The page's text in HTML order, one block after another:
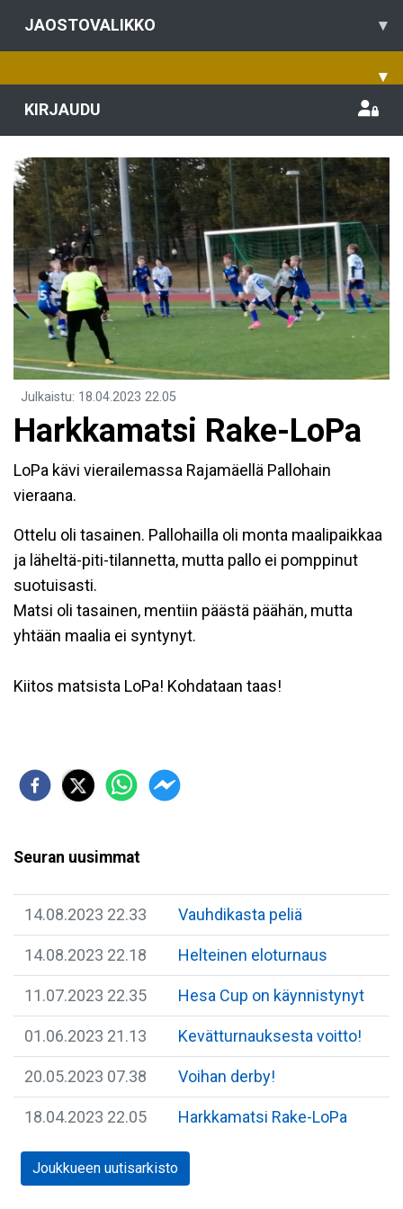
JAOSTOVALIKKO ▾
▾
KIRJAUDU
Julkaistu: 18.04.2023 22.05
Harkkamatsi Rake-LoPa
LoPa kävi vierailemassa Rajamäellä Pallohain
vieraana.
Ottelu oli tasainen. Pallohailla oli monta maalipaikkaa
ja läheltä-piti-tilannetta, mutta pallo ei pomppinut
suotuisasti.
Matsi oli tasainen, mentiin päästä päähän, mutta
yhtään maalia ei syntynyt.
Kiitos matsista LoPa! Kohdataan taas!
Seuran uusimmat
14.08.2023 22.33 Vauhdikasta peliä
14.08.2023 22.18 Helteinen eloturnaus
11.07.2023 22.35 Hesa Cup on käynnistynyt
01.06.2023 21.13 Kevätturnauksesta voitto!
20.05.2023 07.38 Voihan derby!
18.04.2023 22.05 Harkkamatsi Rake-LoPa
Joukkueen uutisarkisto